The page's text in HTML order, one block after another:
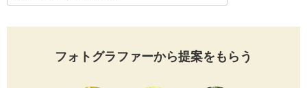
フォトグラファーから提案をもらう